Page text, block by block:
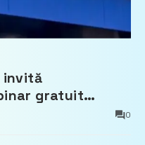
invită
gratuit
pe bunurile
0